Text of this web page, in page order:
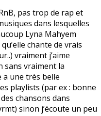
pas trop de rap et
dans lesquelles
Lyna Mahyem
chante de vrais
vraiment j’aime
sans vraiment la
a une très belle
playlists (par ex : bonne
chansons dans
sinon j’écoute un peu